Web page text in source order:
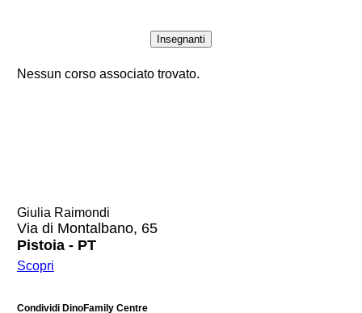
Insegnanti
Nessun corso associato trovato.
Giulia Raimondi
Via di Montalbano, 65
Pistoia - PT
Scopri
Condividi DinoFamily Centre